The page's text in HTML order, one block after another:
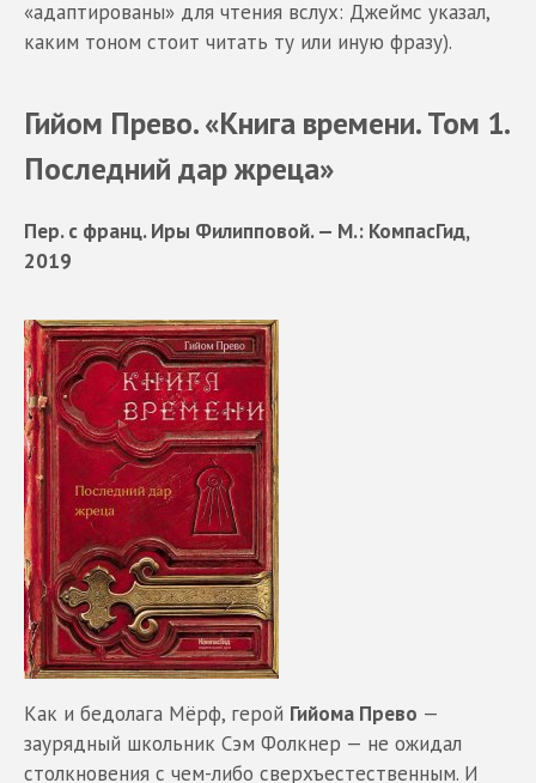
«адаптированы» для чтения вслух: Джеймс указал,
каким тоном стоит читать ту или иную фразу).
Гийом Прево. «Книга времени. Том 1.
Последний дар жреца»
Пер. с франц. Иры Филипповой. — М.: КомпасГид,
2019
Как и бедолага Мёрф, герой Гийома Прево —
заурядный школьник Сэм Фолкнер — не ожидал
столкновения с чем-либо сверхъестественным. И